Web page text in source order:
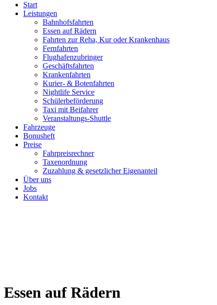
Start
Leistungen
Bahnhofsfahrten
Essen auf Rädern
Fahrten zur Reha, Kur oder Krankenhaus
Fernfahrten
Flughafenzubringer
Geschäftsfahrten
Krankenfahrten
Kurier- & Botenfahrten
Nightlife Service
Schülerbeförderung
Taxi mit Beifahrer
Veranstaltungs-Shuttle
Fahrzeuge
Bonusheft
Preise
Fahrpreisrechner
Taxenordnung
Zuzahlung & gesetzlicher Eigenanteil
Über uns
Jobs
Kontakt
Essen auf Rädern